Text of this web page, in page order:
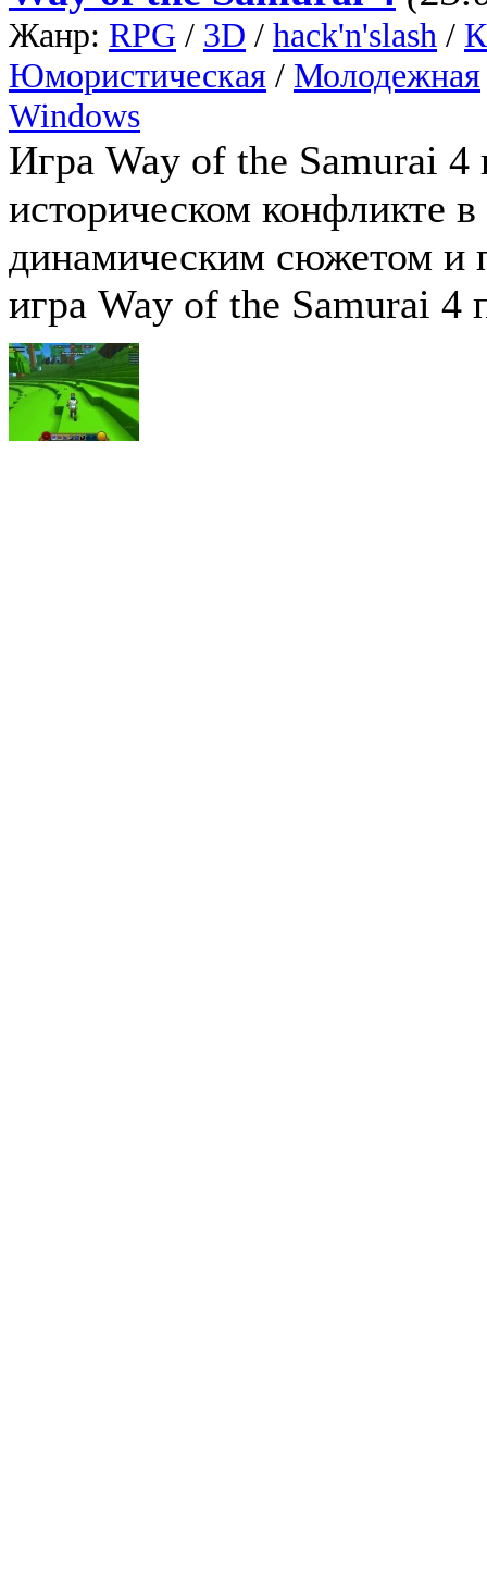
Жанр: RPG / 3D / hack'n'slash /
Юмористическая / Молодежная
Windows
Игра Way of the Samurai 4
историческом конфликте
динамическим сюжетом и
игра Way of the Samurai 4